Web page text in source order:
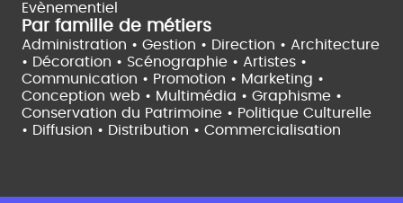
Evènementiel
Par famille de métiers
Administration • Gestion • Direction • Architecture
• Décoration • Scénographie • Artistes •
Communication • Promotion • Marketing •
Conception web • Multimédia • Graphisme •
Conservation du Patrimoine • Politique Culturelle
• Diffusion • Distribution • Commercialisation